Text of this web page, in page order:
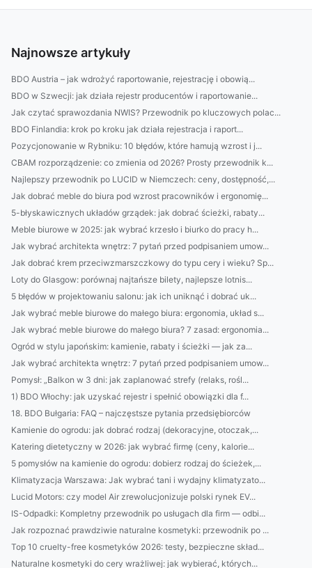
Najnowsze artykuły
BDO Austria – jak wdrożyć raportowanie, rejestrację i obowią...
BDO w Szwecji: jak działa rejestr producentów i raportowanie...
Jak czytać sprawozdania NWIS? Przewodnik po kluczowych polac...
BDO Finlandia: krok po kroku jak działa rejestracja i raport...
Pozycjonowanie w Rybniku: 10 błędów, które hamują wzrost i j...
CBAM rozporządzenie: co zmienia od 2026? Prosty przewodnik k...
Najlepszy przewodnik po LUCID w Niemczech: ceny, dostępność,...
Jak dobrać meble do biura pod wzrost pracowników i ergonomię...
5-błyskawicznych układów grządek: jak dobrać ścieżki, rabaty...
Meble biurowe w 2025: jak wybrać krzesło i biurko do pracy h...
Jak wybrać architekta wnętrz: 7 pytań przed podpisaniem umow...
Jak dobrać krem przeciwzmarszczkowy do typu cery i wieku? Sp...
Loty do Glasgow: porównaj najtańsze bilety, najlepsze lotnis...
5 błędów w projektowaniu salonu: jak ich uniknąć i dobrać uk...
Jak wybrać meble biurowe do małego biura: ergonomia, układ s...
Jak wybrać meble biurowe do małego biura? 7 zasad: ergonomia...
Ogród w stylu japońskim: kamienie, rabaty i ścieżki — jak za...
Jak wybrać architekta wnętrz: 7 pytań przed podpisaniem umow...
Pomysł: „Balkon w 3 dni: jak zaplanować strefy (relaks, rośl...
1) BDO Włochy: jak uzyskać rejestr i spełnić obowiązki dla f...
18. BDO Bułgaria: FAQ – najczęstsze pytania przedsiębiorców
Kamienie do ogrodu: jak dobrać rodzaj (dekoracyjne, otoczak,...
Katering dietetyczny w 2026: jak wybrać firmę (ceny, kalorie...
5 pomysłów na kamienie do ogrodu: dobierz rodzaj do ścieżek,...
Klimatyzacja Warszawa: Jak wybrać tani i wydajny klimatyzato...
Lucid Motors: czy model Air zrewolucjonizuje polski rynek EV...
IS-Odpadki: Kompletny przewodnik po usługach dla firm — odbi...
Jak rozpoznać prawdziwie naturalne kosmetyki: przewodnik po ...
Top 10 cruelty-free kosmetyków 2026: testy, bezpieczne skład...
Naturalne kosmetyki do cery wrażliwej: jak wybierać, których...